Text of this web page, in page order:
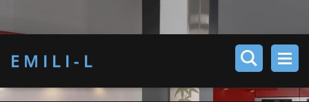
E M I L I - L